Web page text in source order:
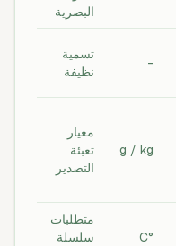
البصرية
-
تسمية
نظيفة
g / kg
معيار
تعبئة
التصدير
°C
متطلبات
سلسلة